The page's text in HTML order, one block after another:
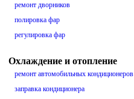
ремонт дворников
полировка фар
регулировка фар
Охлаждение и отопление
ремонт автомобильных кондиционеров
заправка кондиционера